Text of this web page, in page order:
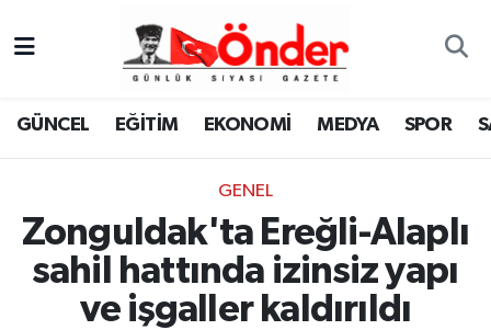
GÜNCEL EĞİTİM EKONOMİ MEDYA SPOR
GENEL
Zonguldak'ta Ereğli-Alaplı
sahil hattında izinsiz yapı
ve işgaller kaldırıldı
GÜNCEL
MEDYA
SPOR
Zonguldak Nöbetçi Eczaneler
Zonguldak Namaz Vakitleri
Zonguldak Trafik Yoğunluk Haritası
TFF 3.Lig 4.Grup Puan Durumu ve Fikstür